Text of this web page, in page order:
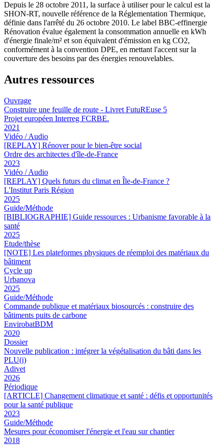
Depuis le 28 octobre 2011, la surface à utiliser pour le calcul est la
SHON-RT, nouvelle référence de la Réglementation Thermique,
définie dans l'arrêté du 26 octobre 2010. Le label BBC-effinergie
Rénovation évalue également la consommation annuelle en kWh
d'énergie finale/m² et son équivalent d'émission en kg CO2,
conformément à la convention DPE, en mettant l'accent sur la
couverture des besoins par des énergies renouvelables.
Autres ressources
Ouvrage
Construire une feuille de route - Livret FutuREuse 5
Projet européen Interreg FCRBE.
2021
Vidéo / Audio
[REPLAY] Rénover pour le bien-être social
Ordre des architectes d'île-de-France
2023
Vidéo / Audio
[REPLAY] Quels futurs du climat en Île-de-France ?
L'Institut Paris Région
2025
Guide/Méthode
[BIBLIOGRAPHIE] Guide ressources : Urbanisme favorable à la
santé
2025
Etude/thèse
[NOTE] Les plateformes physiques de réemploi des matériaux du
bâtiment
Cycle up
Urbanova
2025
Guide/Méthode
Commande publique et matériaux biosourcés : construire des
bâtiments puits de carbone
EnvirobatBDM
2020
Dossier
Nouvelle publication : intégrer la végétalisation du bâti dans les
PLU(i)
Adivet
2026
Périodique
[ARTICLE] Changement climatique et santé : défis et opportunités
pour la santé publique
2023
Guide/Méthode
Mesures pour économiser l'énergie et l'eau sur chantier
2018